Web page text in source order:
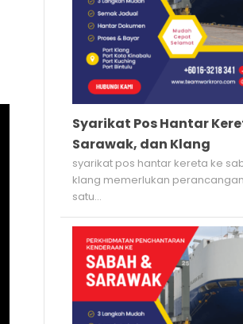
Syarikat Pos Hantar
Sarawak, dan Klang
syarikat pos hantar kereta ke
klang memerlukan
satu...